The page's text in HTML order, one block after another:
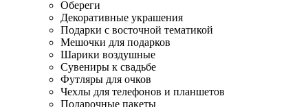
Обереги
Декоративные украшения
Подарки с восточной тематикой
Мешочки для подарков
Шарики воздушные
Сувениры к свадьбе
Футляры для очков
Чехлы для телефонов и планшетов
Подарочные пакеты